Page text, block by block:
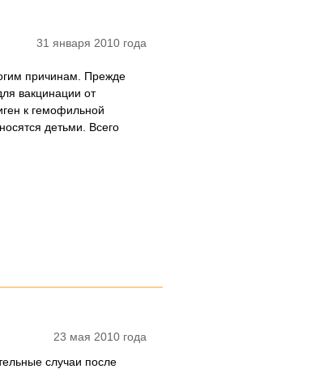
31 января 2010 года
причинам. Прежде
вакцинации от
к гемофильной
детьми. Всего
23 мая 2010 года
случаи после